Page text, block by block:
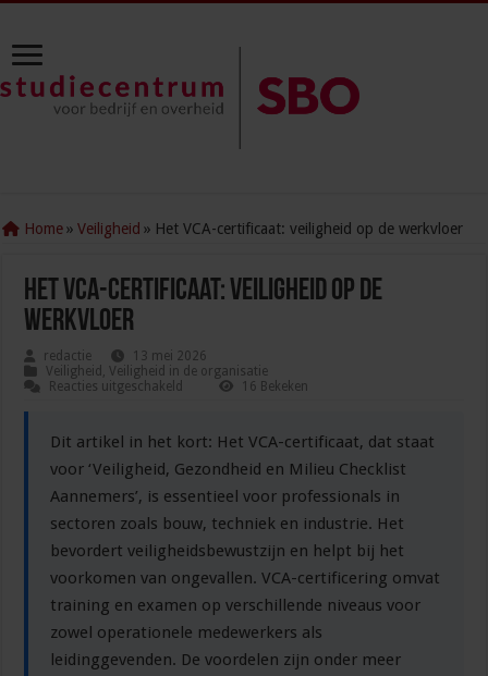
Home » Veiligheid » Het VCA-certificaat: veiligheid op de werkvloer
Het VCA-certificaat: veiligheid op de
werkvloer
redactie
13 mei 2026
Veiligheid ,Veiligheid in de organisatie
Reacties uitgeschakeld
veiligheid
op
de
werkvloer
16 Bekeken
Dit artikel in het kort: Het VCA-certificaat, dat staat
voor ‘Veiligheid, Gezondheid en Milieu Checklist
Aannemers’, is essentieel voor professionals in
sectoren zoals bouw, techniek en industrie. Het
bevordert veiligheidsbewustzijn en helpt bij het
voorkomen van ongevallen. VCA-certificering omvat
training en examen op verschillende niveaus voor
zowel operationele medewerkers als
leidinggevenden. De voordelen zijn onder meer